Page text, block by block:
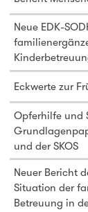
Neue EDK-
Eckwerte zur
Opferhilfe und
und der SKOS
Neuer Bericht
Situation der
Betreuung in